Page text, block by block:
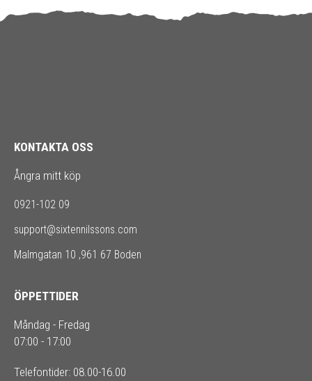
KONTAKTA OSS
Ångra mitt köp
0921-102 09
support@sixtennilssons.com
Malmgatan 10 ,961 67 Boden
ÖPPETTIDER
Måndag - Fredag
07:00 - 17:00
Telefontider: 08.00-16.00